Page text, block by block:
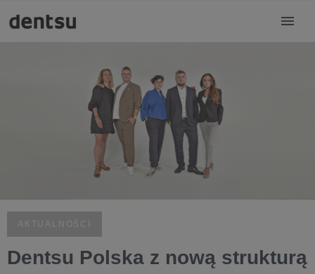
AKTUALNOŚCI
Dentsu Polska z nową strukturą